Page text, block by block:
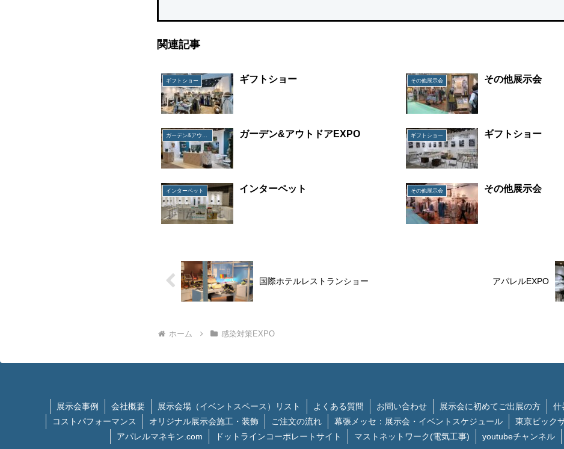
関連記事
ギフトショー ギフトショー その他展示会 その他展示会
ガーデン&アウトドアEXPO ガーデン&アウトドアEXPO ギフトショー ギフトショー
インターペット インターペット その他展示会 その他展示会
国際ホテルレストランショー アパレルEXPO
ホーム 感染対策EXPO
展示会事例 会社概要 展示会場（イベントスペース）リスト よくある質問 お問い合わせ 展示会に初めてご出展の方 什
コストパフォーマンス
オリジナル展示会施工・装飾 ご注文の流れ 幕張メッセ：展示会・イベントスケジュール 東京ビック
アパレルマネキン.com
ドットラインコーポレートサイト マストネットワーク(電気工事) youtubeチャンネル